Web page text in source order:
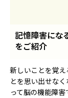
記憶障害にな
をご紹介
新しいことを覚
とを思い出せな
って脳の機能障
ハイスキルな障
障害のある新卒
就職・転職ノウハ
お問い合わせ・よく